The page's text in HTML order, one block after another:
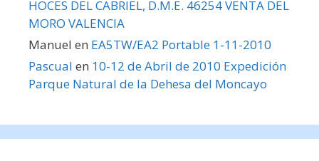
HOCES DEL CABRIEL, D.M.E. 46254 VENTA DEL
MORO VALENCIA
Manuel en EA5TW/EA2 Portable 1-11-2010
Pascual en 10-12 de Abril de 2010 Expedición
Parque Natural de la Dehesa del Moncayo